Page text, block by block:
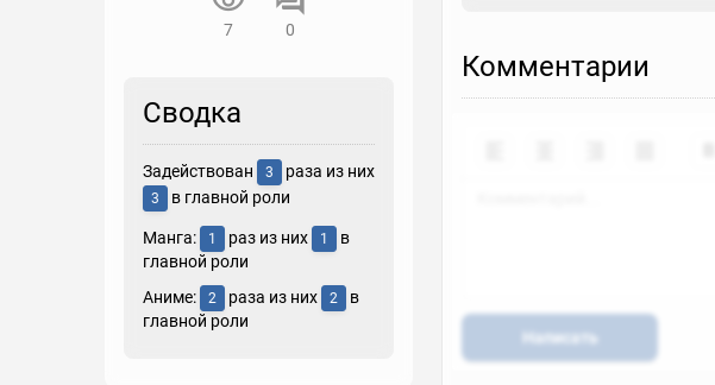
7 0
Сводка
Задействован 3 раза из них
3 в главной роли
Манга: 1 раз из них 1
в
главной роли
Аниме:
2 раза из них 2
в
главной роли
Комментарии
Написать